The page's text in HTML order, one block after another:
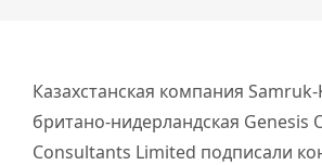
Казахстанская компания
британо-нидерландская Genesis
Consultants Limited подписали